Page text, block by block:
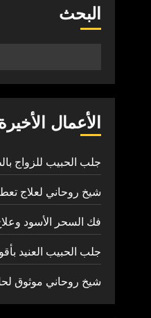
البحث
الأعمال
جلب الحبيب للزواج
شيخ روحاني لعلاج
فك السحر الأسود
جلب الحبيب العنيد
شيخ روحاني موثوق